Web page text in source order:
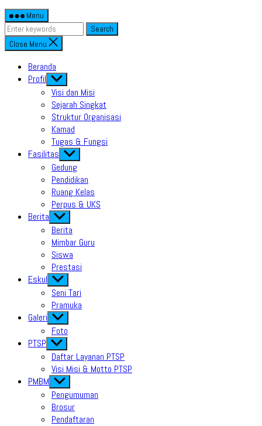
Menu
Search
Close Menu
Beranda
Profil Show
sub
menu
Visi dan Misi
Sejarah Singkat
Struktur Organisasi
Kamad
Tugas & Fungsi
Fasilitas Show
sub
menu
Gedung
Pendidikan
Ruang Kelas
Perpus & UKS
Berita Show
sub
menu
Berita
Mimbar Guru
Siswa
Prestasi
Eskul Show
sub
menu
Seni Tari
Pramuka
Galeri Show
sub
menu
Foto
PTSP Show
sub
menu
Daftar Layanan PTSP
Visi Misi & Motto PTSP
PMBM Show
sub
menu
Pengumuman
Brosur
Pendaftaran